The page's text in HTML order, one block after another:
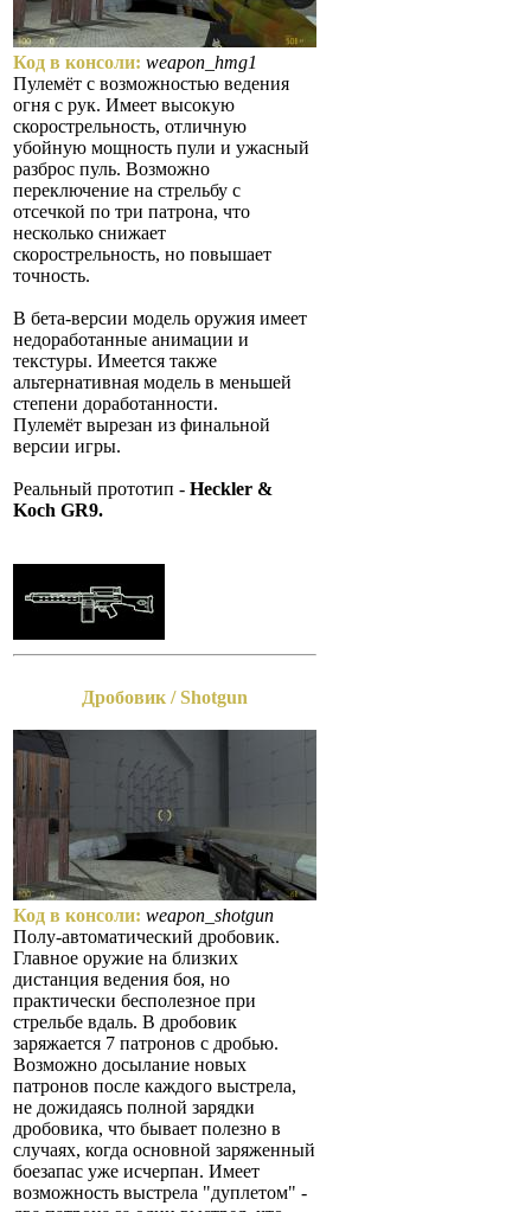
Код в консоли: weapon_hmg1
Пулемёт с возможностью ведения
огня с рук. Имеет высокую
скорострельность, отличную
убойную мощность пули и ужасный
разброс пуль. Возможно
переключение на стрельбу с
отсечкой по три патрона, что
несколько снижает
скорострельность, но повышает
точность.
В бета-версии модель оружия имеет
недоработанные анимации и
текстуры. Имеется также
альтернативная модель в меньшей
степени доработанности.
Пулемёт вырезан из финальной
версии игры.
Реальный прототип - Heckler &
Koch GR9.
Дробовик / Shotgun
Код в консоли: weapon_shotgun
Полу-автоматический дробовик.
Главное оружие на близких
дистанция ведения боя, но
практически бесполезное при
стрельбе вдаль. В дробовик
заряжается 7 патронов с дробью.
Возможно досылание новых
патронов после каждого выстрела,
не дожидаясь полной зарядки
дробовика, что бывает полезно в
случаях, когда основной заряженный
боезапас уже исчерпан. Имеет
возможность выстрела "дуплетом" -